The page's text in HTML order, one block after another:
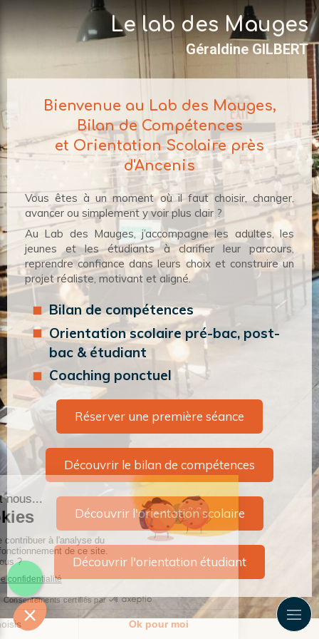
Le lab des Mauges
Géraldine GILBERT
Bienvenue au Lab des Mauges,
Bilan de Compétences
et Orientation Scolaire près
d'Ancenis
Vous êtes à un moment où il faut choisir, changer,
avancer ou simplement y voir plus clair ?
Au Lab des Mauges, j’accompagne les adultes, les
jeunes et les étudiants à clarifier leur parcours,
reprendre confiance dans leurs choix et construire un
projet réaliste, motivant et aligné.
Bilan de compétences
Orientation scolaire pré-bac, post-
bac & étudiant
Coaching ponctuel
Réserver une première séance
Découvrir le bilan de compétences
Découvrir l'orientation scolaire
Découvrir l'orientation étudiant
`; $("body").append(html);